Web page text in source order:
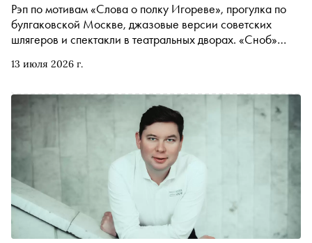
13 июля 2026 г.
Рэп по мотивам «Слова о полку Игореве», прогулка по
булгаковской Москве, джазовые версии советских
шлягеров и спектакли в театральных дворах. «Сноб»
выйти из дома — хотя бы затем, чтобы потом было что